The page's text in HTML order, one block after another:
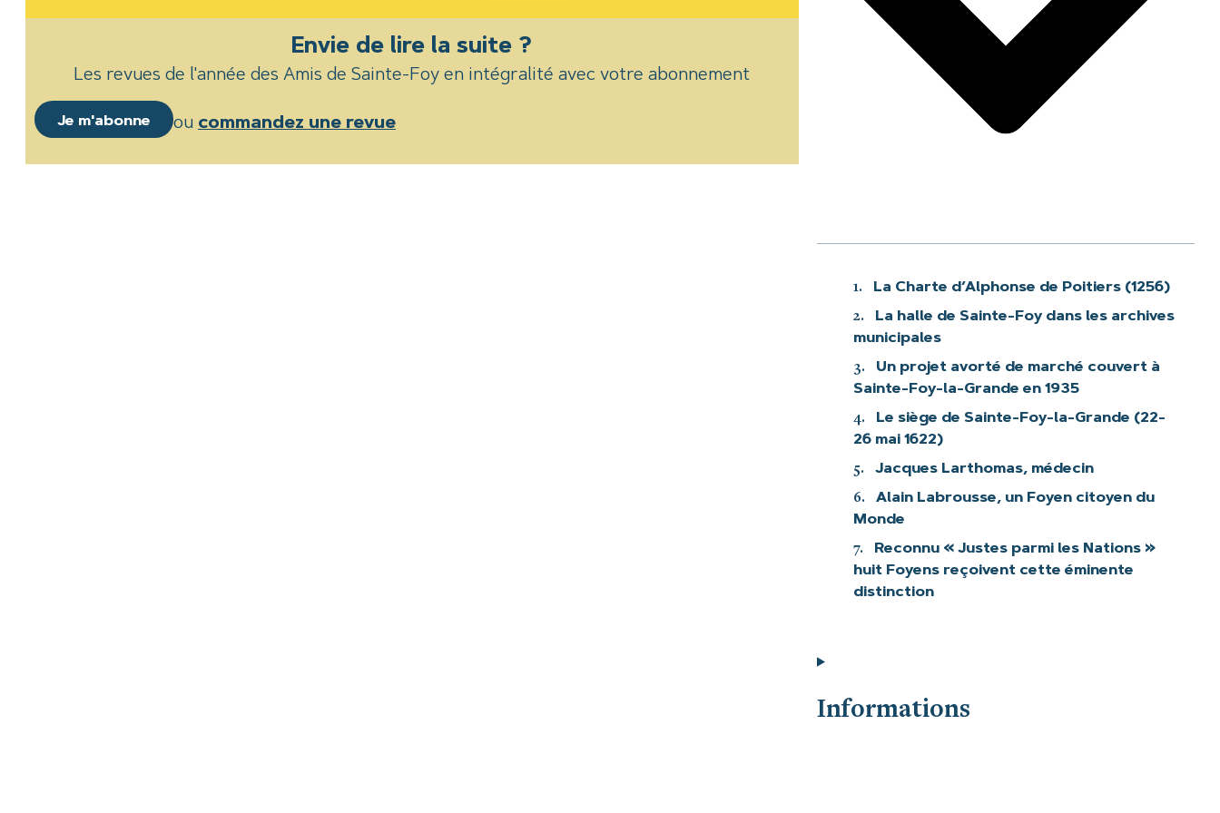
Envie de lire la suite ?
Les revues de l'année des Amis de Sainte-Foy en intégralité avec votre abonnement
Je m'abonne ou commandez une revue
1.
La Charte d’Alphonse de Poitiers (1256)
2.
La halle de Sainte-Foy dans les archives
municipales
3.
Un projet avorté de marché couvert à
Sainte-Foy-la-Grande en 1935
4.
Le siège de Sainte-Foy-la-Grande (22-
26 mai 1622)
5.
Jacques Larthomas, médecin
6.
Alain Labrousse, un Foyen citoyen du
Monde
7.
Reconnu « Justes parmi les Nations »
huit Foyens reçoivent cette éminente
distinction
Informations